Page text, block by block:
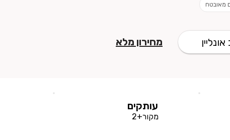
מאובטח
מחירון מלא
מקור+2
עותקים